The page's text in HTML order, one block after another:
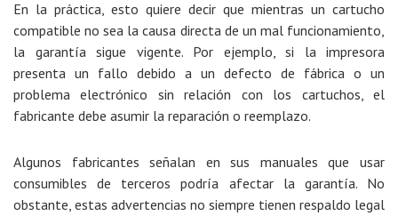
En la práctica, esto quiere decir que mientras un cartucho
compatible no sea la causa directa de un mal funcionamiento,
la garantía sigue vigente. Por ejemplo, si la impresora
presenta un fallo debido a un defecto de fábrica o un
problema electrónico sin relación con los cartuchos, el
fabricante debe asumir la reparación o reemplazo.
Algunos fabricantes señalan en sus manuales que usar
consumibles de terceros podría afectar la garantía. No
obstante, estas advertencias no siempre tienen respaldo legal